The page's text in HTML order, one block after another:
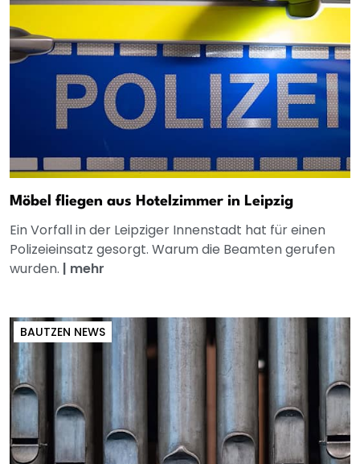
Möbel fliegen aus Hotelzimmer in Leipzig
Ein Vorfall in der Leipziger Innenstadt hat für einen
Polizeieinsatz gesorgt. Warum die Beamten gerufen
wurden. | mehr
BAUTZEN NEWS